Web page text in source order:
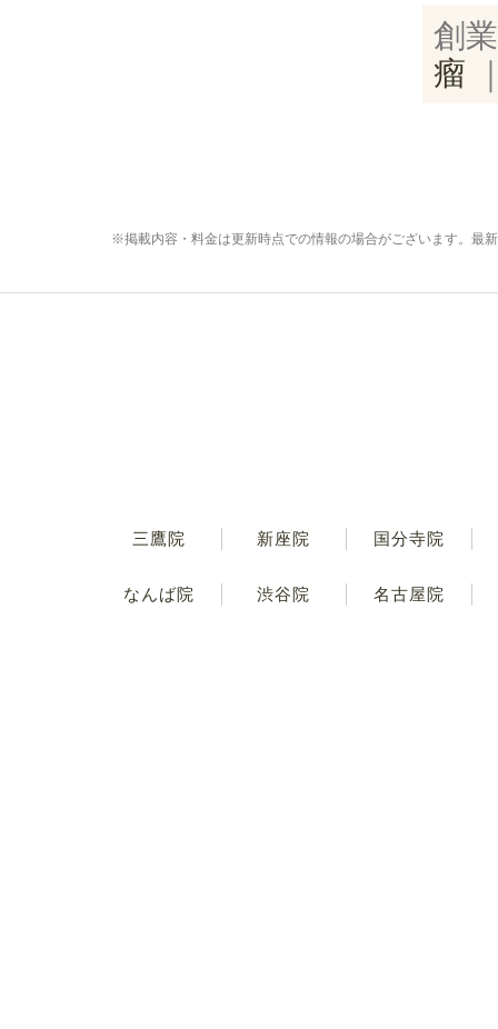
創
瘤
※掲載内容・料金は更新時点での情報の場合がございます。最
三鷹院 新座院 国分寺院
なんば院 渋谷院 名古屋院